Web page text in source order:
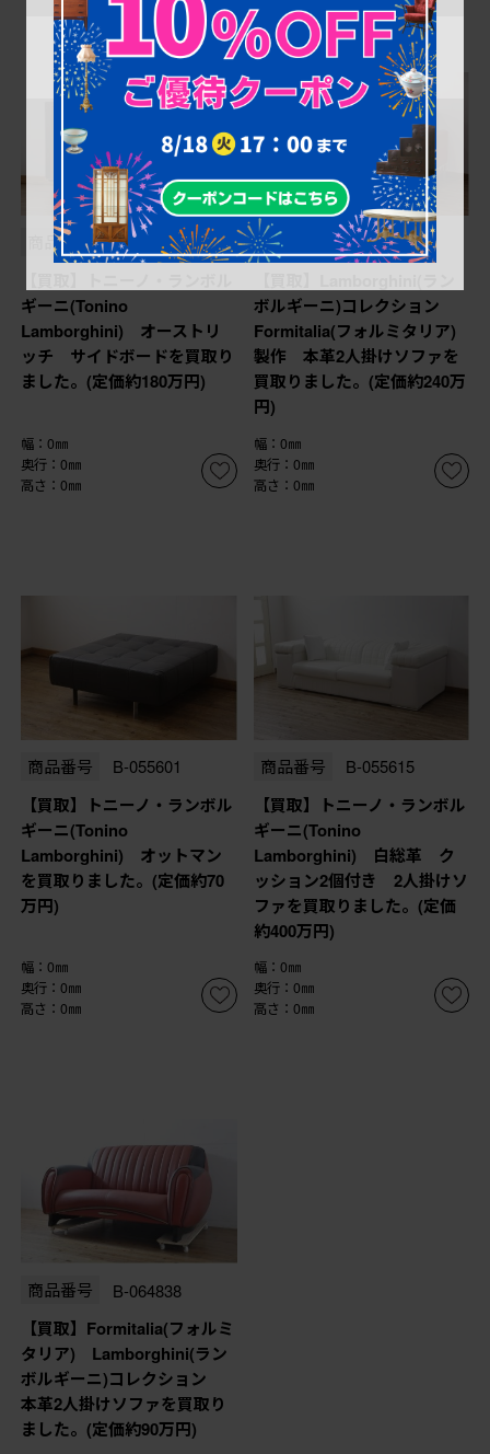
商品番号 B-055676
ギーニ(Tonino
Lamborghini) オーストリ
ッチ サイドボードを買取り
ました。(定価約180万円)
幅：0㎜
奥行：0㎜
高さ：0㎜
商品番号 B-052541
ボルギーニ)コレクション
Formitalia(フォルミタリア)
製作 本革2人掛けソファを
買取りました。(定価約240万
円)
幅：0㎜
奥行：0㎜
高さ：0㎜
商品番号 B-055601
【買取】トニーノ・ランボル
ギーニ(Tonino
Lamborghini) オットマン
を買取りました。(定価約70
万円)
幅：0㎜
奥行：0㎜
高さ：0㎜
商品番号 B-055615
【買取】トニーノ・ランボル
ギーニ(Tonino
Lamborghini) 白総革 ク
ッション2個付き 2人掛けソ
ファを買取りました。(定価
約400万円)
幅：0㎜
奥行：0㎜
高さ：0㎜
商品番号 B-064838
【買取】Formitalia(フォルミ
タリア) Lamborghini(ラン
ボルギーニ)コレクション
本革2人掛けソファを買取り
ました。(定価約90万円)